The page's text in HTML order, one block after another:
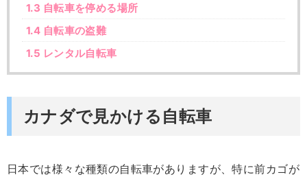
1.3 自転車を停める場所
1.4 自転車の盗難
1.5 レンタル自転車
カナダで見かける自転車
日本では様々な種類の自転車がありますが、特に前カゴが